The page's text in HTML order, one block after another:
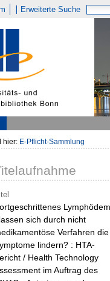
Erweiterte Suche
hier: E-Pflicht-Sammlung
Lymphödem
sich durch nicht
Verfahren die
lindern? : HTA-
/ Health Technology
im Auftrag des